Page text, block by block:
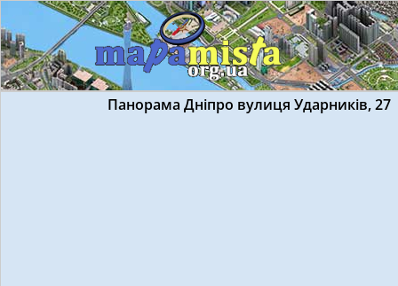
Панорама Дніпро вулиця Ударників, 27